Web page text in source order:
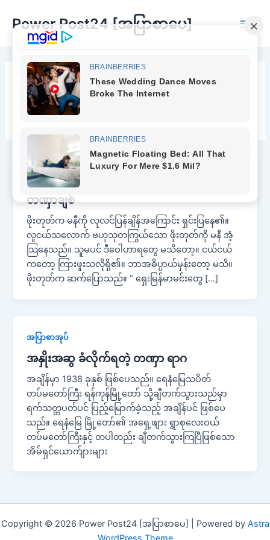
content
Power Post24 [အပြာစာပေ]
Main
တဏှာ
အပြာစာအုပ်
တဏှာချစ်
ဖိုးတုတ်က မနီကို လုလင်ပြန်ချိန်အကြောင်း ရှင်းပြနေ၏။
လူငယ်သလောက် ဗဟုသုတကြွယ်သော ဖိုးတုတ်ကို မနီ အံ့
သြနေသည်။ သူမပင် ဒီဝေါဟာရတွေ မသိတော့။ ငယ်ငယ်
ကတော့ ကြားဖူးသလိုရှိ၏။ ဘာအဓိပ္ပာယ်မှန်းတော့ မသိ။
ဖိုးတုတ်က ဆက်ပြောသည်။ “ ရှေးမြန်မာမင်းတွေ […]
အပြာစာအုပ်
အနှိုးအဆွ ခံလိုက်ရတဲ့ တဏှာ ရာဂ
အချိန်မှာ 1938 ခုနှစ် ဖြစ်ပေသည်။ ရေနံမြေသပိတ်
တပ်မတော်ကြီး ရန်ကုန်မြို့တော် သို့ချီတက်သွားသည်မှာ
ရက်သတ္တပတ်ပင် ပြည့်မြောက်ခဲ့သည့် အချိန်ပင် ဖြစ်ပေ
သည်။ ရေနံမြေ မြို့တော်၏ အရှေ့ဖျား ရွာစုလေးဝယ်
တပ်မတော်ကြီးနှင့် တပါတည်း ချီတက်သွားကြပြီဖြစ်သော
အိမ်ရှင်ယောက်ျားများ
Copyright © 2026 Power Post24 [အပြာစာပေ] | Powered by Astra